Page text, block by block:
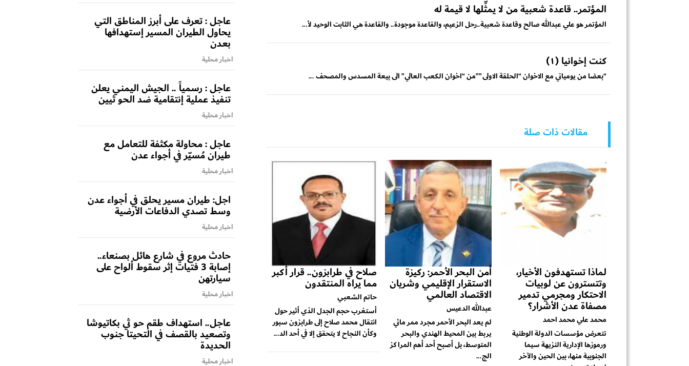
المؤتمر.. قاعدة شعبية من لا يمثِّلها لا قيمة له
المؤتمر هو علي عبدالله صالح وقاعدة شعبية..رحل الزعيم، والقاعدة موجودة.. والقاعدة هي الثابت الوحيد لأ...
كنت إخوانيا (١)
“بعضا من يومياتي مع الاخوان “الحلقة الاولى””‬‫من “اخوان الكعب العالي” الى بيعة المسدس والمصحف‬ ...
مقالات ذات صلة
لماذا تستهدفون الأخيار،
وتتسترون عن لوبيات
الاحتكار ومجرمي تدمير
مصفاة عدن الأشرار؟
محمد علي محمد احمد
تتعرض مؤسسات الدولة الوطنية
ورموزها الإدارية النزيهة سيما
الجنوبية منها، بين الحين والآخر
أمن البحر الأحمر: ركيزة
الاستقرار الإقليمي وشريان
الاقتصاد العالمي
عبدالله الدعيس
لم يعد البحر الأحمر مجرد ممر مائي
يربط بين المحيط الهندي والبحر
المتوسط، بل أصبح أحد أهم المراكز
الج...
صلاح في طرابزون.. قرار أكبر
مما يراه المنتقدون
حاتم الشعبي
أستغرب حجم الجدل الذي أثير حول
انتقال محمد صلاح إلى طرابزون سبور
وكأن النجاح لا يتحقق إلا في أحد الد...
عاجل : تعرف على أبرز المناطق التي
يحاول الطيران المسير إستهدافها
بعدن
اخبار محلية
عاجل : رسمياً .. الجيش اليمني يعلن
تنفيذ عملية إنتقامية ضد الحو ثيين
اخبار محلية
عاجل : محاولة مكثفة للتعامل مع
طيران مُسيّر في أجواء عدن
اخبار محلية
اجل: طيران مسير يحلق في أجواء عدن
وسط تصدي الدفاعات الأرضية
اخبار محلية
حادث مروع في شارع هائل بصنعاء..
إصابة 3 فتيات إثر سقوط ألواح على
سيارتهن
اخبار محلية
عاجل.. استهداف طقم حو ثي بكاتيوشا
وتصعيد بالقصف في التحيتا جنوب
الحديدة
اخبار محلية